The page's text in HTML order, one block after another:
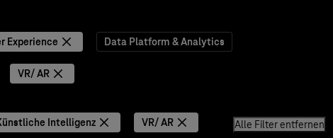
Experience Data Platform & Analytics
VR/ AR
Intelligenz VR/ AR Alle Filter entfernen